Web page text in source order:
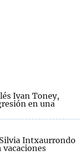
Ivan Toney,
en una
Intxaurrondo
vacaciones